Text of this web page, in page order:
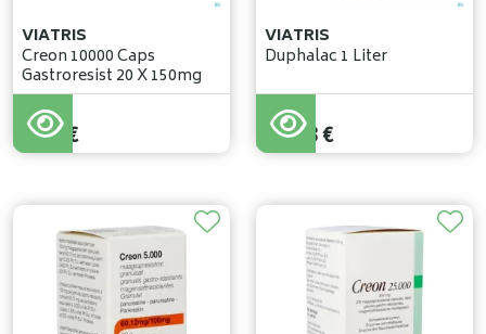
VIATRIS
Creon 10000 Caps
Gastroresist 20 X 150mg
9,95 €
VIATRIS
Duphalac 1 Liter
21,33€